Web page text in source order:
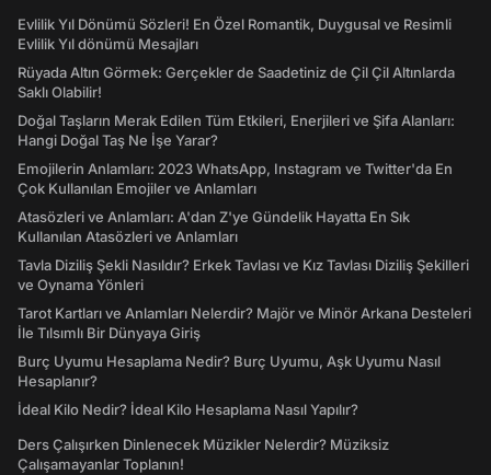
Evlilik Yıl Dönümü Sözleri! En Özel Romantik, Duygusal ve Resimli
Evlilik Yıl dönümü Mesajları
Rüyada Altın Görmek: Gerçekler de Saadetiniz de Çil Çil Altınlarda
Saklı Olabilir!
Doğal Taşların Merak Edilen Tüm Etkileri, Enerjileri ve Şifa Alanları:
Hangi Doğal Taş Ne İşe Yarar?
Emojilerin Anlamları: 2023 WhatsApp, Instagram ve Twitter'da En
Çok Kullanılan Emojiler ve Anlamları
Atasözleri ve Anlamları: A'dan Z'ye Gündelik Hayatta En Sık
Kullanılan Atasözleri ve Anlamları
Tavla Diziliş Şekli Nasıldır? Erkek Tavlası ve Kız Tavlası Diziliş Şekilleri
ve Oynama Yönleri
Tarot Kartları ve Anlamları Nelerdir? Majör ve Minör Arkana Desteleri
İle Tılsımlı Bir Dünyaya Giriş
Burç Uyumu Hesaplama Nedir? Burç Uyumu, Aşk Uyumu Nasıl
Hesaplanır?
İdeal Kilo Nedir? İdeal Kilo Hesaplama Nasıl Yapılır?
Ders Çalışırken Dinlenecek Müzikler Nelerdir? Müziksiz
Çalışamayanlar Toplanın!